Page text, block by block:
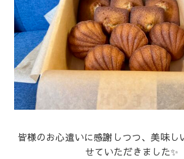
皆様のお心遣いに感謝しつつ、美味し
せていただきました✨